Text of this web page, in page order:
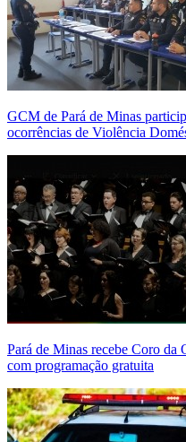
GCM de Pará de Minas
ocorrências de Violência
Pará de Minas recebe Coro da
com programação gratuita